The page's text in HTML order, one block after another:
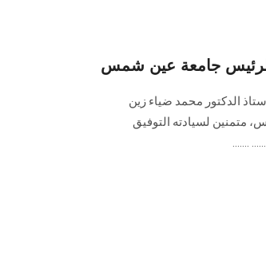
لرئيس جامعة عين شمس
الدكتور محمد ضياء زين
متمنين لسيادته التوفيق
.......